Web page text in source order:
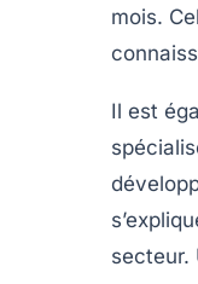
mois.
Il est
secteur.